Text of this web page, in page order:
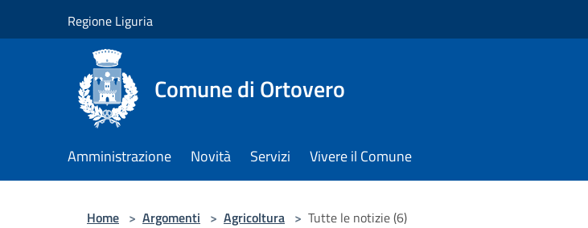
Regione Liguria
Comune di Ortovero
Amministrazione Novità Servizi Vivere il Comune
Home > Argomenti > Agricoltura > Tutte le notizie (6)